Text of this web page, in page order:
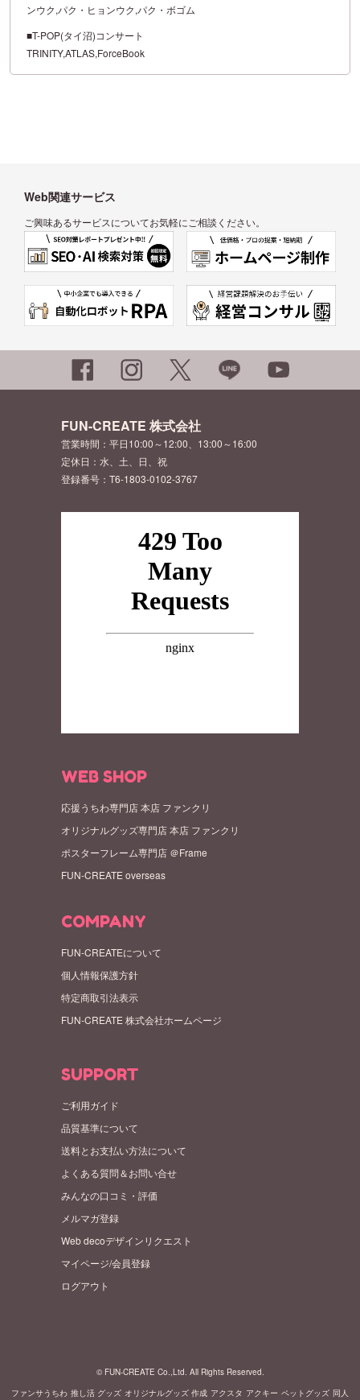
ンウク,パク・ヒョンウク,パク・ボゴム
■T-POP(タイ沼)コンサート
TRINITY,ATLAS,ForceBook
Web関連サービス
ご興味あるサービスについてお気軽にご相談ください。
FUN-CREATE 株式会社
営業時間：平日10:00～12:00、13:00～16:00
定休日：水、土、日、祝
登録番号：T6-1803-0102-3767
WEB SHOP
応援うちわ専門店 本店 ファンクリ
オリジナルグッズ専門店 本店 ファンクリ
ポスターフレーム専門店 ＠Frame
FUN-CREATE overseas
COMPANY
FUN-CREATEについて
個人情報保護方針
特定商取引法表示
FUN-CREATE 株式会社ホームページ
SUPPORT
ご利用ガイド
品質基準について
送料とお支払い方法について
よくある質問＆お問い合せ
みんなの口コミ・評価
メルマガ登録
Web decoデザインリクエスト
マイページ/会員登録
ログアウト
© FUN-CREATE Co.,Ltd. All Rights Reserved.
ファンサうちわ 推し活 グッズ オリジナルグッズ 作成 アクスタ アクキー ペットグッズ 同人